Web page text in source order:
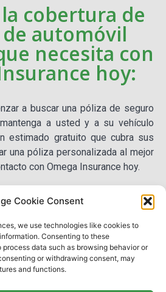
Cookie Consent
we use technologies like cookies to
Consenting to these
data such as browsing behavior or
or withdrawing consent, may
and functions.
cobertura de
automóvil
necesita con
hoy:
a buscar una póliza de seguro
a usted y a su vehículo
estimado gratuito que cubra sus
una póliza personalizada al mejor
con Omega Insurance hoy.
Contáctenos